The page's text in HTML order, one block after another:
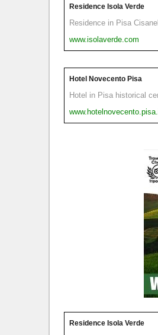
Residence Isola Verde
Residence in Pisa
www.isolaverde.com
Hotel Novecento Pisa
Hotel in Pisa historical
Residence Isola Verde